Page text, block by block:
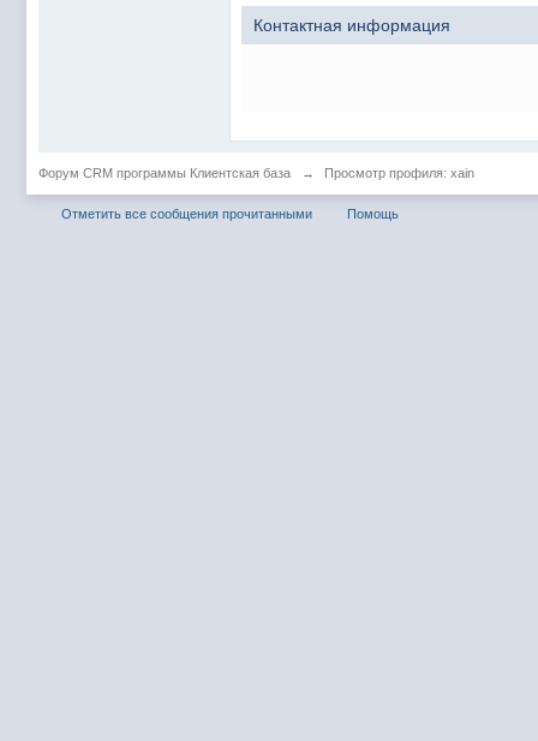
Контактная информация
Форум CRM программы Клиентская база → Просмотр профиля: xain
Отметить все сообщения прочитанными Помощь